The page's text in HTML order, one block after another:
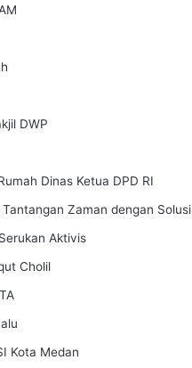
DWP
Dinas Ketua DPD RI
Zaman dengan Solusi
Aktivis
Cholil
Kota Medan